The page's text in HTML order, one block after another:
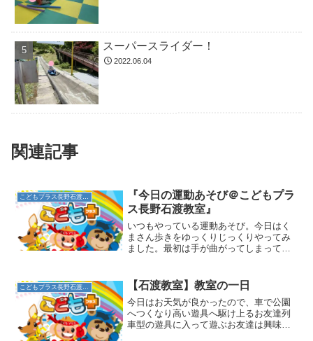
スーパースライダー！
2022.06.04
関連記事
『今日の運動あそび＠こどもプラ
ス長野石渡教室』
いつもやっている運動あそび。今日はく
まさん歩きをゆっくりじっくりやってみ
ました。最初は手が曲がってしまってい
すると・・・・体の使い方が分かったの
か、一人でこんなにできる...
【石渡教室】教室の一日
今日はお天気が良かったので、車で公園
へつくなり高い遊具へ駆け上るお友達列
車型の遊具に入って遊ぶお友達は興味